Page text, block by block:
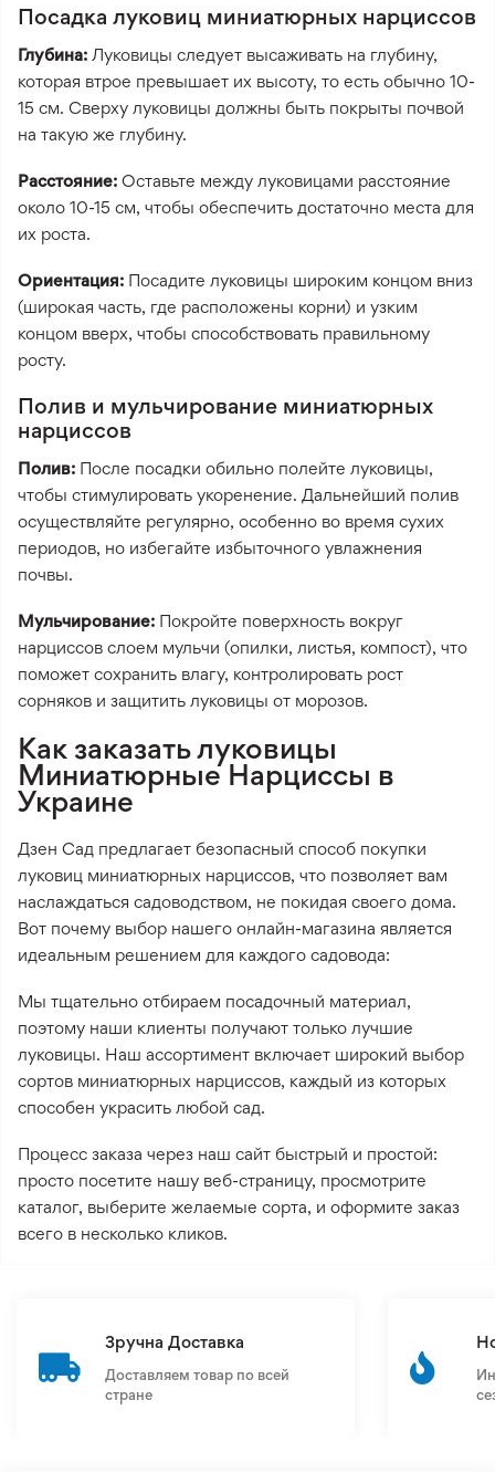
Посадка луковиц миниатюрных нарциссов
Глубина: Луковицы следует высаживать на глубину,
которая втрое превышает их высоту, то есть обычно 10-
15 см. Сверху луковицы должны быть покрыты почвой
на такую же глубину.
Расстояние: Оставьте между луковицами расстояние
около 10-15 см, чтобы обеспечить достаточно места для
их роста.
Ориентация: Посадите луковицы широким концом вниз
(широкая часть, где расположены корни) и узким
концом вверх, чтобы способствовать правильному
росту.
Полив и мульчирование миниатюрных
нарциссов
Полив: После посадки обильно полейте луковицы,
чтобы стимулировать укоренение. Дальнейший полив
осуществляйте регулярно, особенно во время сухих
периодов, но избегайте избыточного увлажнения
почвы.
Мульчирование: Покройте поверхность вокруг
нарциссов слоем мульчи (опилки, листья, компост), что
поможет сохранить влагу, контролировать рост
сорняков и защитить луковицы от морозов.
Как заказать луковицы
Миниатюрные Нарциссы в
Украине
Дзен Сад предлагает безопасный способ покупки
луковиц миниатюрных нарциссов, что позволяет вам
наслаждаться садоводством, не покидая своего дома.
Вот почему выбор нашего онлайн-магазина является
идеальным решением для каждого садовода:
Мы тщательно отбираем посадочный материал,
поэтому наши клиенты получают только лучшие
луковицы. Наш ассортимент включает широкий выбор
сортов миниатюрных нарциссов, каждый из которых
способен украсить любой сад.
Процесс заказа через наш сайт быстрый и простой:
просто посетите нашу веб-страницу, просмотрите
каталог, выберите желаемые сорта, и оформите заказ
всего в несколько кликов.
Зручна Доставка
Доставляем товар по всей
стране